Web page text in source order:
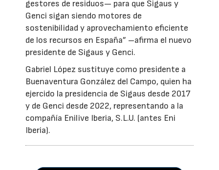
gestores de residuos— para que Sigaus y
Genci sigan siendo motores de
sostenibilidad y aprovechamiento eficiente
de los recursos en España” –afirma el nuevo
presidente de Sigaus y Genci.
Gabriel López sustituye como presidente a
Buenaventura González del Campo, quien ha
ejercido la presidencia de Sigaus desde 2017
y de Genci desde 2022, representando a la
compañía Enilive Iberia, S.L.U. (antes Eni
Iberia).